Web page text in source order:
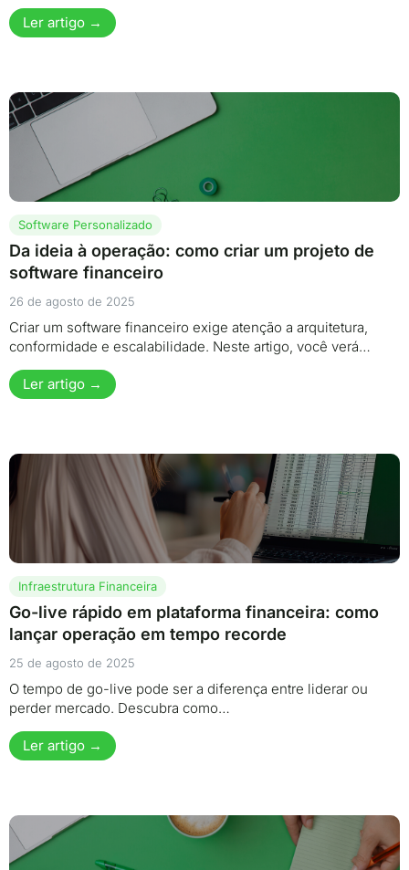
Ler artigo →
Software Personalizado
Da ideia à operação: como criar um projeto de
software financeiro
26 de agosto de 2025
Criar um software financeiro exige atenção a arquitetura,
conformidade e escalabilidade. Neste artigo, você verá…
Ler artigo →
Infraestrutura Financeira
Go-live rápido em plataforma financeira: como
lançar operação em tempo recorde
25 de agosto de 2025
O tempo de go-live pode ser a diferença entre liderar ou
perder mercado. Descubra como…
Ler artigo →